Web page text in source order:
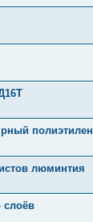
полиэтилен
люминтия
слоёв